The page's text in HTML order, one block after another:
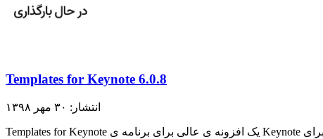
Templates for Keynote 6.0.8
انتشار: ۳۰ مهر ۱۳۹۸